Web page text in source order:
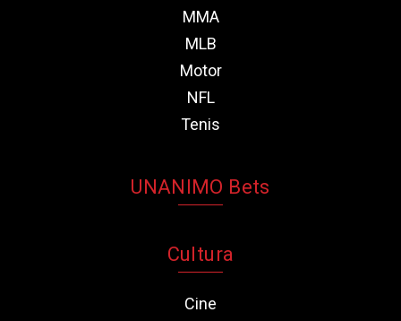
MMA
MLB
Motor
NFL
Tenis
UNANIMO Bets
Cultura
Cine